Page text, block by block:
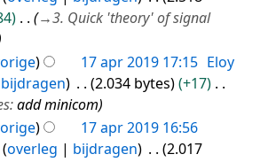
→3. Quick 'theory' of signal
17 apr 2019 17:15 Eloy
bijdragen 2.034 bytes
+17
:add minicom
17 apr 2019 16:56
overleg bijdragen
2.017